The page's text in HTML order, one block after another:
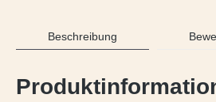
Beschreibung